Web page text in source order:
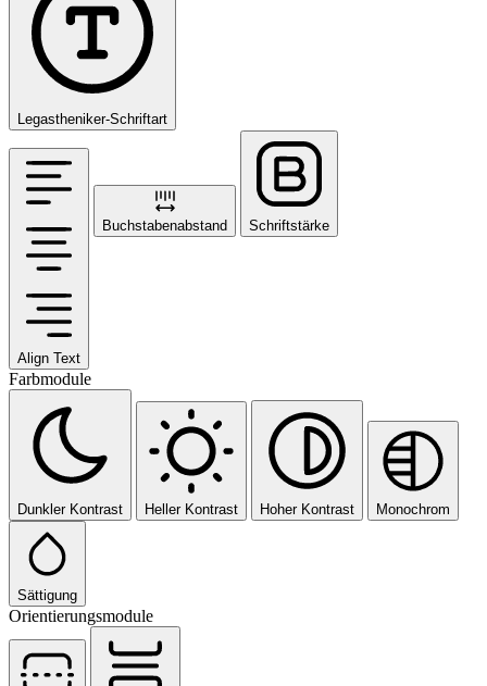
Legastheniker-Schriftart
Align Text
Buchstabenabstand Schriftstärke
Farbmodule
Dunkler Kontrast Heller Kontrast Hoher Kontrast Monochrom
Sättigung
Orientierungsmodule